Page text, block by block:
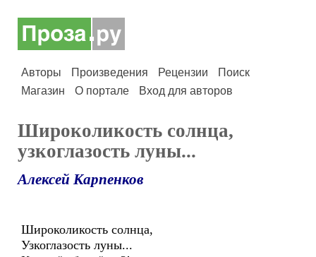
Авторы Произведения Рецензии
Поиск
Магазин
О портале Вход для авторов
Широколикость солнца,
узкоглазость луны...
Алексей Карпенков
Широколикость солнца,
Узкоглазость луны...